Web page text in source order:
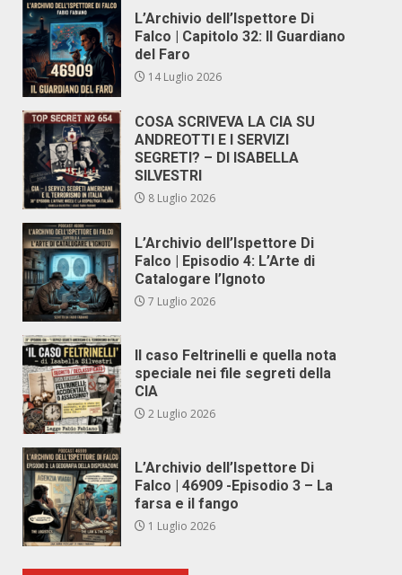
L’Archivio dell’Ispettore Di
Falco | Capitolo 32: Il Guardiano
del Faro
14 Luglio 2026
COSA SCRIVEVA LA CIA SU
ANDREOTTI E I SERVIZI
SEGRETI? – DI ISABELLA
SILVESTRI
8 Luglio 2026
L’Archivio dell’Ispettore Di
Falco | Episodio 4: L’Arte di
Catalogare l’Ignoto
7 Luglio 2026
Il caso Feltrinelli e quella nota
speciale nei file segreti della
CIA
2 Luglio 2026
L’Archivio dell’Ispettore Di
Falco | 46909 -Episodio 3 – La
farsa e il fango
1 Luglio 2026